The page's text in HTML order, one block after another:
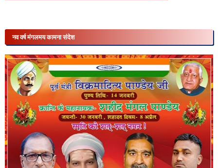
नव वर्ष मंगलमय कामना संदेश